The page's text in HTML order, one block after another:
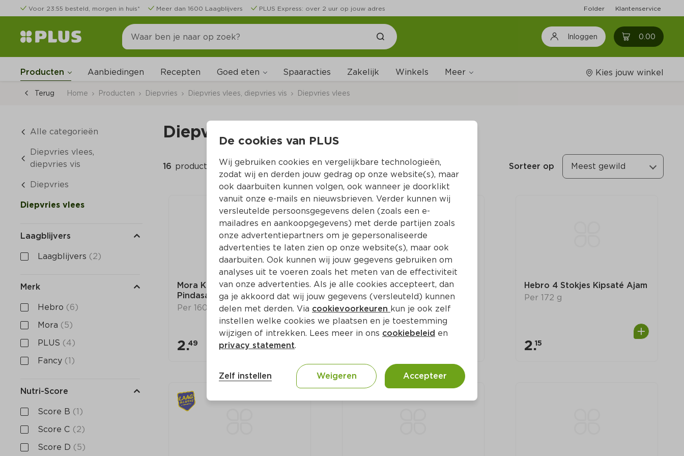
Voor 23:55 besteld, morgen in huis* Meer dan 1600 Laagblijvers PLUS Express: over 2 uur op jouw adres Folder Klantenservice
Inloggen 0.00 0
Producten Aanbiedingen Recepten Goed eten Spaaracties Zakelijk Winkels Meer Kies jouw winkel
Terug Home Producten Diepvries Diepvries vlees, diepvries vis Diepvries vlees
Alle categorieën
Diepvries vlees,
diepvries vis
Diepvries
Diepvries vlees
Laagblijvers
Laagblijvers (2)
Merk
Hebro (6)
Mora (5)
PLUS (4)
Fancy (1)
Nutri-Score
Score B (1)
Score C (2)
Score D (5)
Diepvries vlees
16 producten Sorteer op Meest gewild
Mora Kipsaté in Milde
Pindasaus
Per 160 g
2.49 0
PLUS Kipsaté (zonder
stokjes)
Per 160 g
Hebro 4 Stokjes Kipsaté Ajam
Per 172 g
2.15
De cookies van PLUS
Wij gebruiken cookies en vergelijkbare technologieën,
zodat wij en derden jouw gedrag op onze website(s), maar
ook daarbuiten kunnen volgen, ook wanneer je doorklikt
vanuit onze e-mails en nieuwsbrieven. Verder kunnen wij
versleutelde persoonsgegevens delen (zoals een e-
mailadres en aankoopgegevens) met derde partijen zoals
onze advertentiepartners om je gepersonaliseerde
advertenties te laten zien op onze website(s), maar ook
daarbuiten. Ook kunnen wij jouw gegevens gebruiken om
analyses uit te voeren zoals het meten van de effectiviteit
van onze advertenties. Als je alle cookies accepteert, dan
ga je akkoord dat wij jouw gegevens (versleuteld) kunnen
delen met derden. Via cookievoorkeuren kun je ook zelf
instellen welke cookies we plaatsen en je toestemming
wijzigen of intrekken. Lees meer in ons cookiebeleid en
privacy statement.
Zelf instellen Weigeren Accepteer